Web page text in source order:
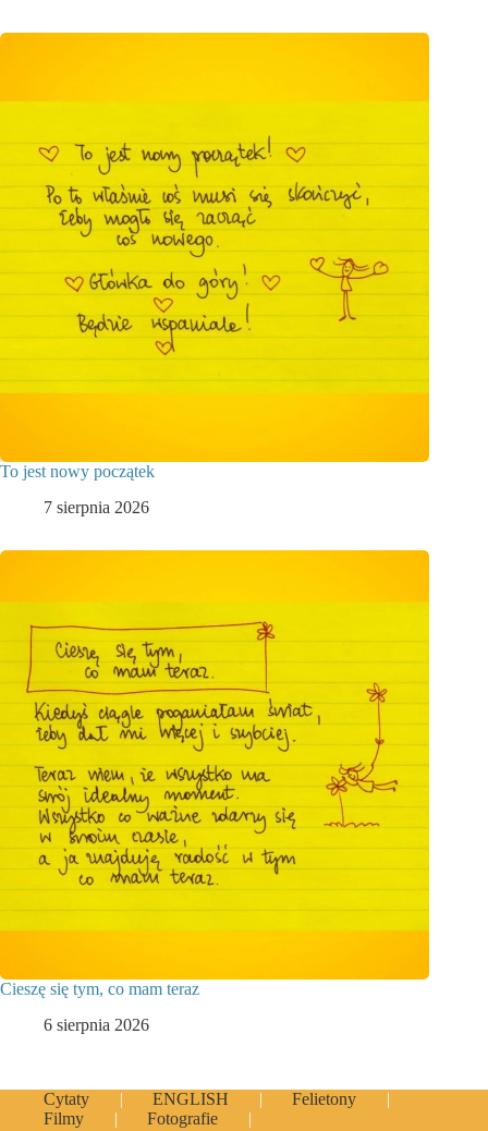
To jest nowy początek
7 sierpnia 2026
Cieszę się tym, co mam teraz
6 sierpnia 2026
Cytaty ENGLISH
Felietony
Filmy
Fotografie